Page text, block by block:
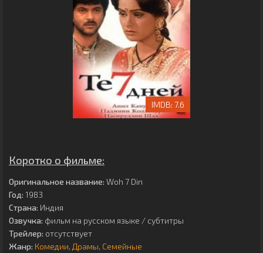
7.6
Коротко о фильме:
Оригинальное название: Woh 7 Din
Год: 1983
Страна: Индия
Озвучка: фильм на русском языке / субтитры
Трейлер: отсутствует
Жанр: Комедии Драмы Семейные